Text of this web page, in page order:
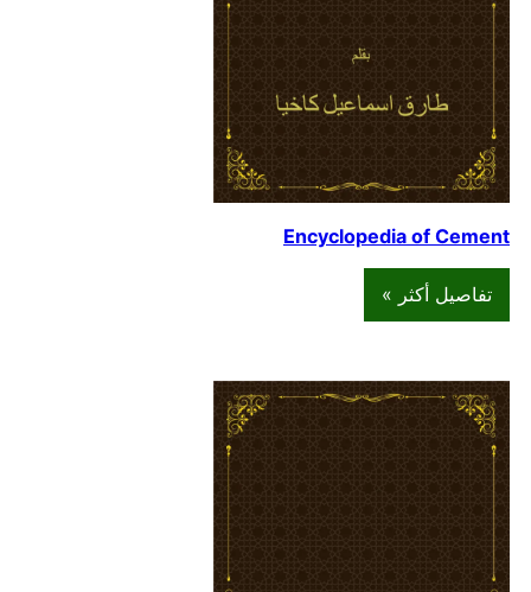
Encyclopedia of Cement
تفاصيل أكثر »